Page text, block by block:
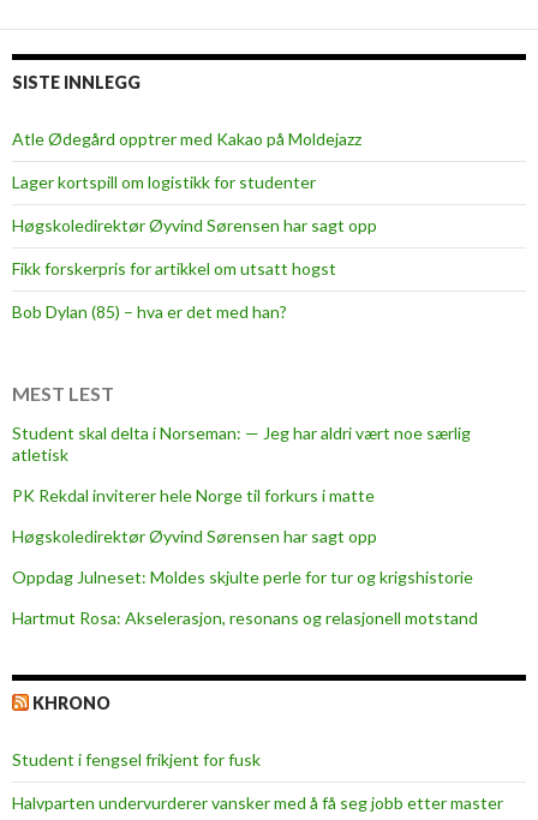
e
t
p
t
e
å
r
S
t
d
e
n
e
t
SISTE INNLEGG
Atle Ødegård opptrer med Kakao på Moldejazz
Lager kortspill om logistikk for studenter
Høgskoledirektør Øyvind Sørensen har sagt opp
Fikk forskerpris for artikkel om utsatt hogst
Bob Dylan (85) – hva er det med han?
MEST LEST
Student skal delta i Norseman: — Jeg har aldri vært noe særlig
atletisk
PK Rekdal inviterer hele Norge til forkurs i matte
Høgskoledirektør Øyvind Sørensen har sagt opp
Oppdag Julneset: Moldes skjulte perle for tur og krigshistorie
Hartmut Rosa: Akselerasjon, resonans og relasjonell motstand
KHRONO
Student i fengsel frikjent for fusk
Halvparten undervurderer vansker med å få seg jobb etter master